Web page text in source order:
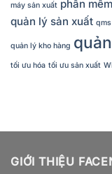
máy sản xuất phần
quản lý sản xuất qms
quản lý kho hàng
tối ưu hóa tối ưu sản xuất
GIỚI THIỆU